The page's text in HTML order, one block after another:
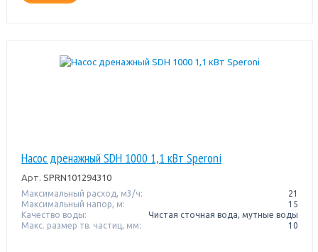
Насос дренажный SDH 1000 1,1 кВт Speroni
Арт. SPRN101294310
Максимальный расход, м3/ч:
21
Максимальный напор, м:
15
Качество воды:
Чистая сточная вода, мутные воды
Макс. размер тв. частиц, мм:
10